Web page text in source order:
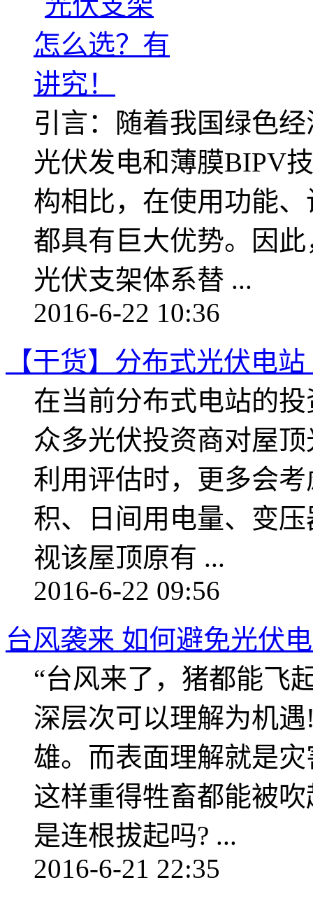
引言：随着我国绿色
光伏发电和薄膜BIPV
构相比，在使用功能
都具有巨大优势。因
光伏支架体系替 ...
2016-6-22 10:36
【干货】分布式光伏电
在当前分布式电站的
众多光伏投资商对屋
利用评估时，更多会
积、日间用电量、变
视该屋顶原有 ...
2016-6-22 09:56
台风袭来 如何避免光伏
“台风来了，猪都能飞
深层次可以理解为机
雄。而表面理解就是
这样重得牲畜都能被
是连根拔起吗? ...
2016-6-21 22:35